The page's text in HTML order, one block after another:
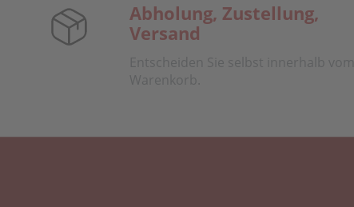
Abholung, Zustellung,
Versand
Entscheiden Sie selbst innerhalb vom
Warenkorb.